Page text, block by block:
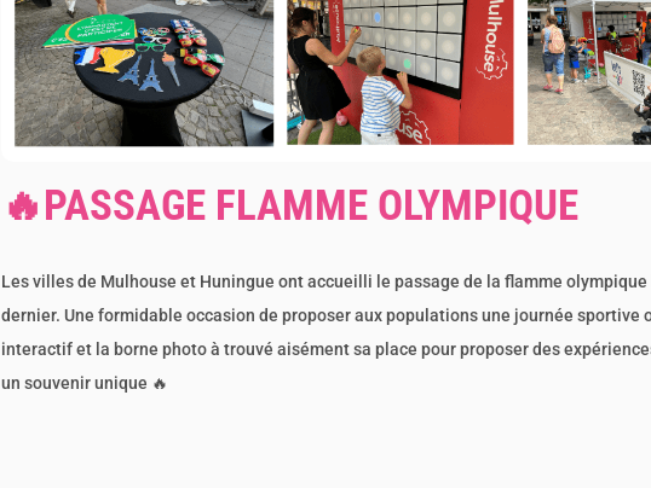
🔥PASSAGE FLAMME OLYMPIQUE
Les villes de Mulhouse et Huningue ont accueilli le passage de la flamme olympique
dernier. Une formidable occasion de proposer aux populations une journée sportive
interactif et la borne photo à trouvé aisément sa place pour proposer des
un souvenir unique 🔥